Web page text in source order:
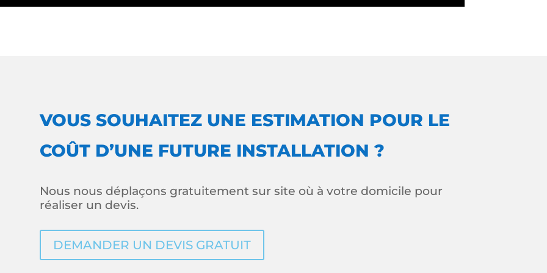
VOUS SOUHAITEZ UNE ESTIMATION POUR LE
COÛT D’UNE FUTURE INSTALLATION ?
Nous nous déplaçons gratuitement sur site où à votre domicile pour
réaliser un devis.
DEMANDER UN DEVIS GRATUIT